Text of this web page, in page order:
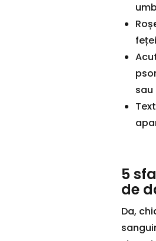
sau
5
de
Da,